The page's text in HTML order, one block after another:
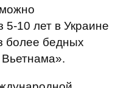
5-10 лет в Украине
более бедных